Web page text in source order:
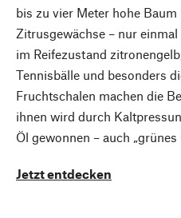
bis zu vier Meter hohe
Zitrusgewächse – nur
im Reifezustand
Tennisbälle und besonders
Fruchtschalen machen die
ihnen wird durch
Öl gewonnen – auch
Jetzt entdecken